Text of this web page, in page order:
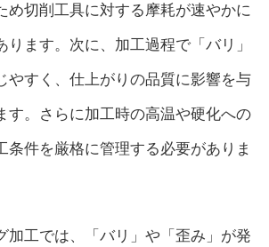
め切削工具に対する摩耗が速やかに
ります。次に、加工過程で「バリ」
やすく、仕上がりの品質に影響を与
す。さらに加工時の高温や硬化への
条件を厳格に管理する必要がありま
加工では、「バリ」や「歪み」が発